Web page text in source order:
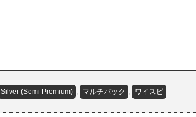
Silver (Semi Premium) , マルチパック , ワイスピ